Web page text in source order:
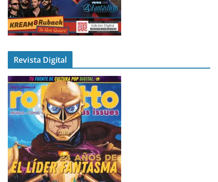
Revista Digital